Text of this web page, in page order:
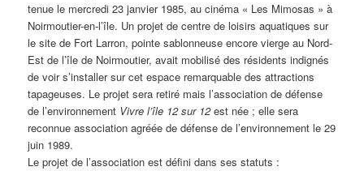
tenue le mercredi 23 janvier 1985, au cinéma « Les Mimosas » à
Noirmoutier-en-l’île. Un projet de centre de loisirs aquatiques sur
le site de Fort Larron, pointe sablonneuse encore vierge au Nord-
Est de l’île de Noirmoutier, avait mobilisé des résidents indignés
de voir s’installer sur cet espace remarquable des attractions
tapageuses. Le projet sera retiré mais l’association de défense
de l’environnement Vivre l’île 12 sur 12est née ; elle sera
reconnue association agréée de défense de l’environnement le 29
juin 1989.
Le projet de l’association est défini dans ses statuts :